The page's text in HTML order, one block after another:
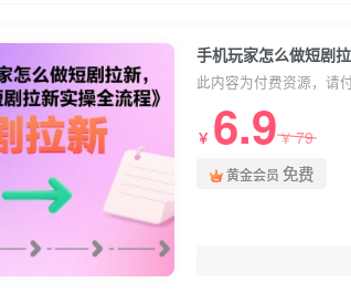
手机玩家怎么做短剧
此内容为付费资源，请
￥ 6.9￥79
黄金会员 免费